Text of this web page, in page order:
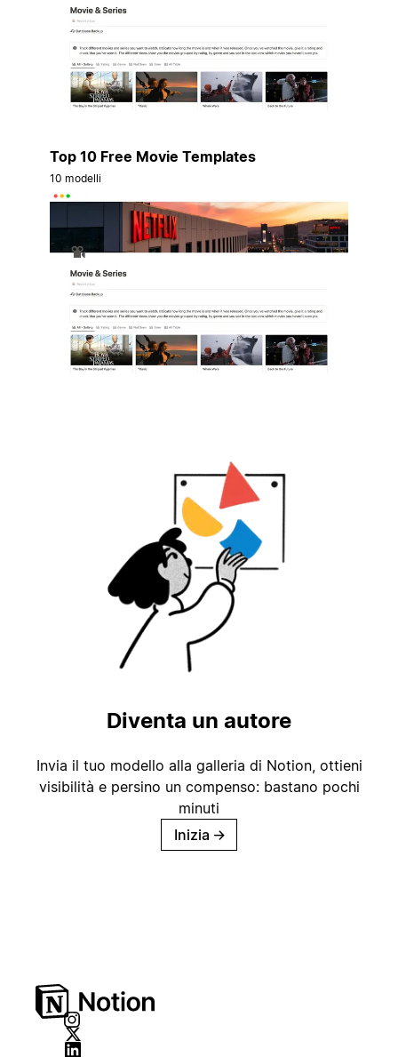
Top 10 Free Movie Templates
10 modelli
Diventa un autore
Invia il tuo modello alla galleria di Notion, ottieni
visibilità e persino un compenso: bastano pochi
minuti
Inizia →